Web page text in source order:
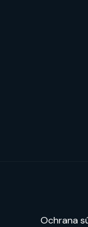
Ochrana